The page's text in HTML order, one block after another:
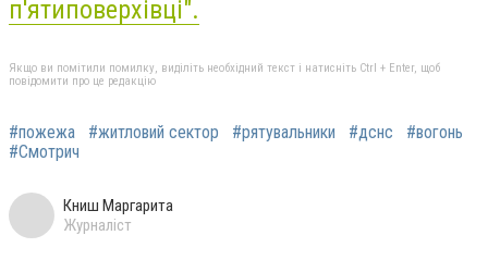
п'ятиповерхівці".
Якщо ви помітили помилку, виділіть необхідний текст і натисніть Ctrl + Enter, щоб
повідомити про це редакцію
#пожежа #житловий сектор #рятувальники #дснс
#вогонь
#Смотрич
Книш Маргарита
Журналіст